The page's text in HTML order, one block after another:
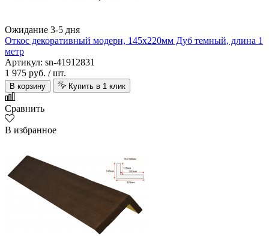
Ожидание 3-5 дня
Откос декоративный модерн, 145х220мм Дуб темный, длина 1
метр
Артикул: sn-41912831
1 975 руб. / шт.
В корзину Купить в 1 клик
Сравнить
В избранное